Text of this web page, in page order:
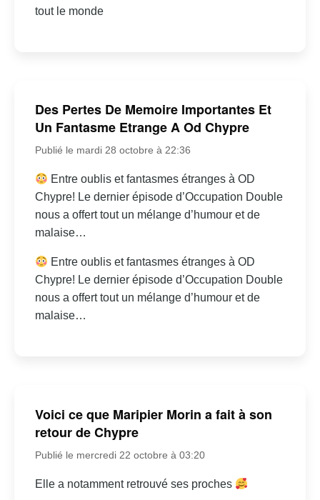
tout le monde
Des Pertes De Memoire Importantes Et
Un Fantasme Etrange A Od Chypre
Publié le mardi 28 octobre à 22:36
Entre oublis et fantasmes étranges à OD
Chypre! Le dernier épisode d’Occupation Double
nous a offert tout un mélange d’humour et de
malaise…
Entre oublis et fantasmes étranges à OD
Chypre! Le dernier épisode d’Occupation Double
nous a offert tout un mélange d’humour et de
malaise…
Voici ce que Maripier Morin a fait à son
retour de Chypre
Publié le mercredi 22 octobre à 03:20
Elle a notamment retrouvé ses proches